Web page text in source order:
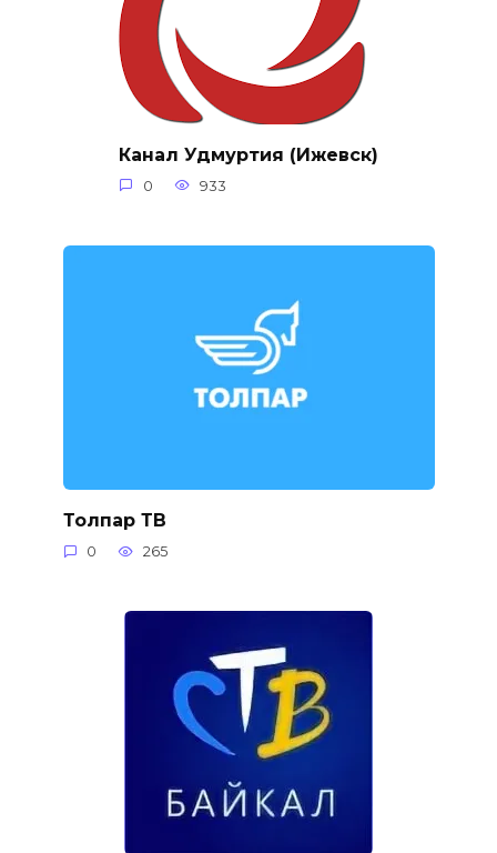
Канал Удмуртия (Ижевск)
0 933
Толпар ТВ
0 265